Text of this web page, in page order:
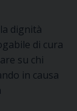
dignità
di cura
su chi
in causa